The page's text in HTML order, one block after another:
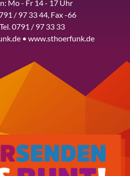
Mo - Fr 14 - 17 Uhr
/ 97 33 44, Fax -66
0791 / 97 33 33
• www.sthoerfunk.de